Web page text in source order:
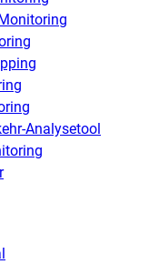
Analysetool